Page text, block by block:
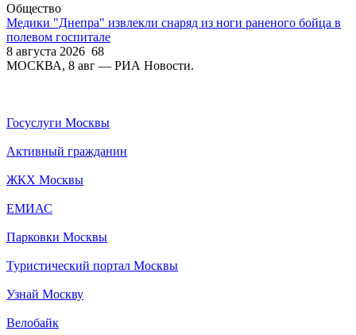
Общество
Медики "Днепра" извлекли снаряд из ноги раненого бойца в
полевом госпитале
8 августа 2026 68
МОСКВА, 8 авг — РИА Новости.
Госуслуги Москвы
Активный гражданин
ЖКХ Москвы
ЕМИАС
Парковки Москвы
Туристический портал Москвы
Узнай Москву
Велобайк